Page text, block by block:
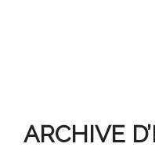
ARCHIVE